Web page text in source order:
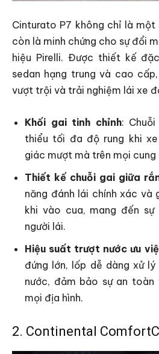
Cinturato P7 không chỉ là một
còn là minh chứng cho sự đổi
hiệu Pirelli. Được thiết kế
sedan hạng trung và cao
vượt trội và trải nghiệm lái xe
Khối gai tinh chỉnh:
thiểu tối đa độ rung khi
giác mượt mà trên mọi cung
Thiết kế chuỗi gai giữa
năng đánh lái chính xác và
khi vào cua, mang đến
người lái.
Hiệu suất trượt nước ưu
đứng lớn, lốp dễ dàng xử
nước, đảm bảo sự an
mọi địa hình.
2. Continental